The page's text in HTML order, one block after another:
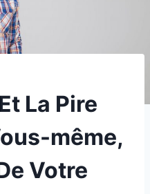
La Pire
même,
Votre